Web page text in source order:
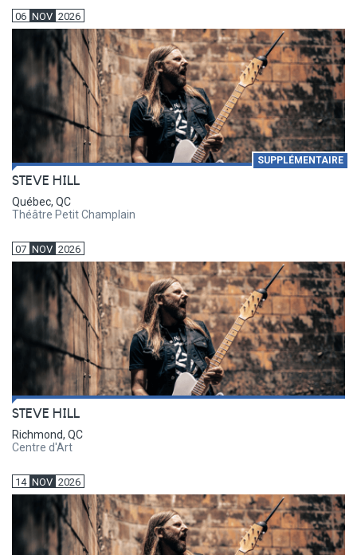
06 NOV 2026
SUPPLÉMENTAIRE
STEVE HILL
Québec, QC
Théâtre Petit Champlain
07 NOV 2026
STEVE HILL
Richmond, QC
Centre d'Art
14 NOV 2026